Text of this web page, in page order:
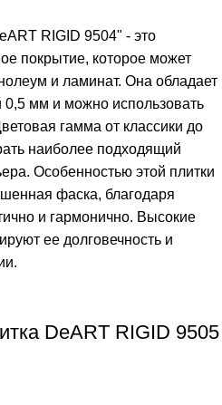
RIGID 9504" - это
покрытие, которое может
и ламинат. Она обладает
мм и можно использовать
гамма от классики до
наиболее подходящий
Особенностью этой плитки
фаска, благодаря
и гармонично. Высокие
ее долговечность и
DeART RIGID 9505